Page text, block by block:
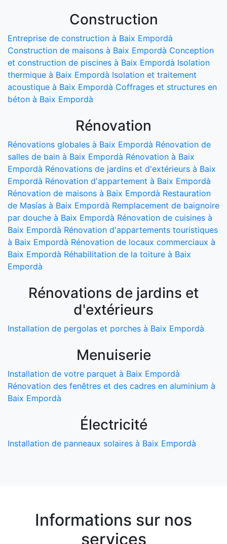
Construction
Entreprise de construction à Baix Empordà
Construction de maisons à Baix Empordà Conception
et construction de piscines à Baix Empordà Isolation
thermique à Baix Empordà Isolation et traitement
acoustique à Baix Empordà Coffrages et structures en
béton à Baix Empordà
Rénovation
Rénovations globales à Baix Empordà Rénovation de
salles de bain à Baix Empordà Rénovation à Baix
Empordà Rénovations de jardins et d'extérieurs à Baix
Empordà Rénovation d'appartement à Baix Empordà
Rénovation de maisons à Baix Empordà Restauration
de Masías à Baix Empordà Remplacement de baignoire
par douche à Baix Empordà Rénovation de cuisines à
Baix Empordà Rénovation d'appartements touristiques
à Baix Empordà Rénovation de locaux commerciaux à
Baix Empordà Réhabilitation de la toiture à Baix
Empordà
Rénovations de jardins et
d'extérieurs
Installation de pergolas et porches à Baix Empordà
Menuiserie
Installation de votre parquet à Baix Empordà
Rénovation des fenêtres et des cadres en aluminium à
Baix Empordà
Électricité
Installation de panneaux solaires à Baix Empordà
Informations sur nos
services